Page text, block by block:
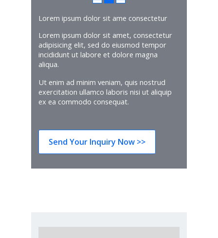
Lorem ipsum dolor sit ame consectetur
Lorem ipsum dolor sit amet, consectetur
adipisicing elit, sed do eiusmod tempor
incididunt ut labore et dolore magna
aliqua.
Ut enim ad minim veniam, quis nostrud
exercitation ullamco laboris nisi ut aliquip
ex ea commodo consequat.
Send Your Inquiry Now >>